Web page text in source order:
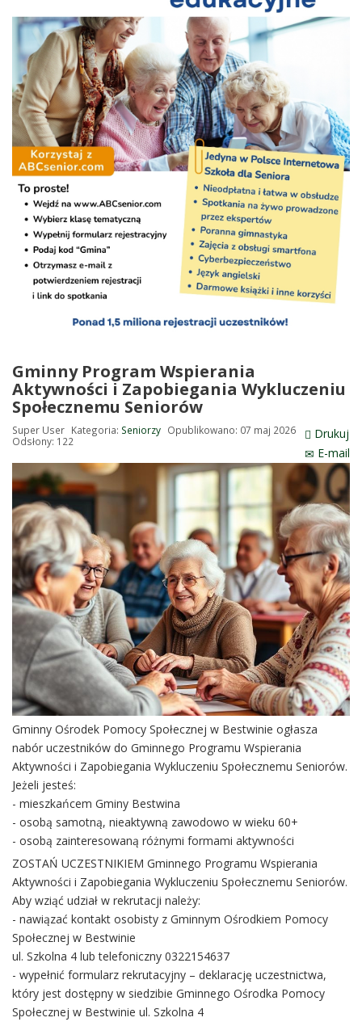
Gminny Program Wspierania
Aktywności i Zapobiegania Wykluczeniu
Społecznemu Seniorów
Drukuj
E-mail
Super User Kategoria: Seniorzy Opublikowano: 07 maj 2026
Odsłony: 122
Gminny Ośrodek Pomocy Społecznej w Bestwinie ogłasza
nabór uczestników do Gminnego Programu Wspierania
Aktywności i Zapobiegania Wykluczeniu Społecznemu Seniorów.
Jeżeli jesteś:
- mieszkańcem Gminy Bestwina
- osobą samotną, nieaktywną zawodowo w wieku 60+
- osobą zainteresowaną różnymi formami aktywności
ZOSTAŃ UCZESTNIKIEM Gminnego Programu Wspierania
Aktywności i Zapobiegania Wykluczeniu Społecznemu Seniorów.
Aby wziąć udział w rekrutacji należy:
- nawiązać kontakt osobisty z Gminnym Ośrodkiem Pomocy
Społecznej w Bestwinie
ul. Szkolna 4 lub telefoniczny 0322154637
- wypełnić formularz rekrutacyjny – deklarację uczestnictwa,
który jest dostępny w siedzibie Gminnego Ośrodka Pomocy
Społecznej w Bestwinie ul. Szkolna 4